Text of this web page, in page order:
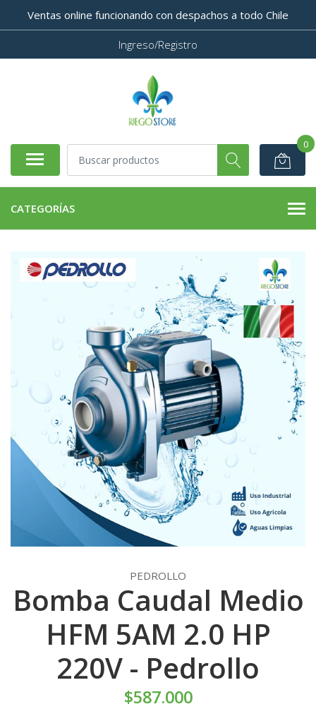
Ventas online funcionando con despachos a todo Chile
Ingreso/Registro
0
CATEGORÍAS
PEDROLLO
Bomba Caudal Medio
HFM 5AM 2.0 HP
220V - Pedrollo
$587.000